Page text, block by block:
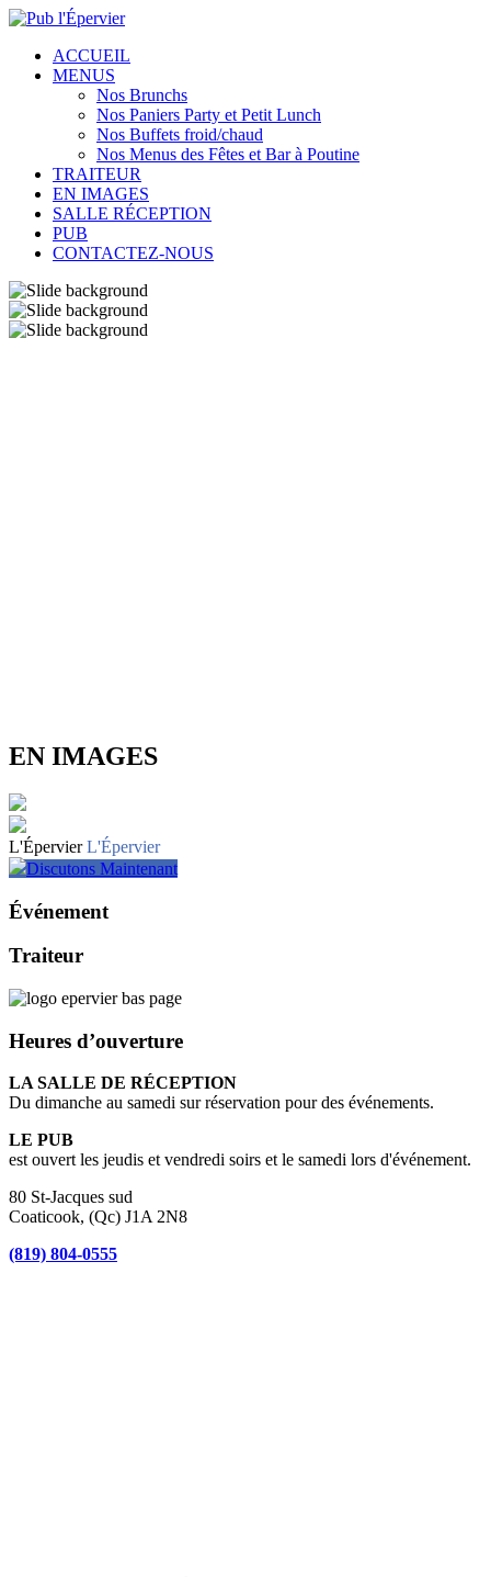
ACCUEIL
MENUS
Nos Brunchs
Nos Paniers Party et Petit Lunch
Nos Buffets froid/chaud
Nos Menus des Fêtes et Bar à Poutine
TRAITEUR
EN IMAGES
SALLE RÉCEPTION
PUB
CONTACTEZ-NOUS
EN IMAGES
L'Épervier L'Épervier
Discutons Maintenant
Événement
Traiteur
Heures d’ouverture
LA SALLE DE RÉCEPTION
Du dimanche au samedi sur réservation pour des événements.
LE PUB
est ouvert les jeudis et vendredi soirs et le samedi lors d'événement.
80 St-Jacques sud
Coaticook, (Qc) J1A 2N8
(819) 804-0555